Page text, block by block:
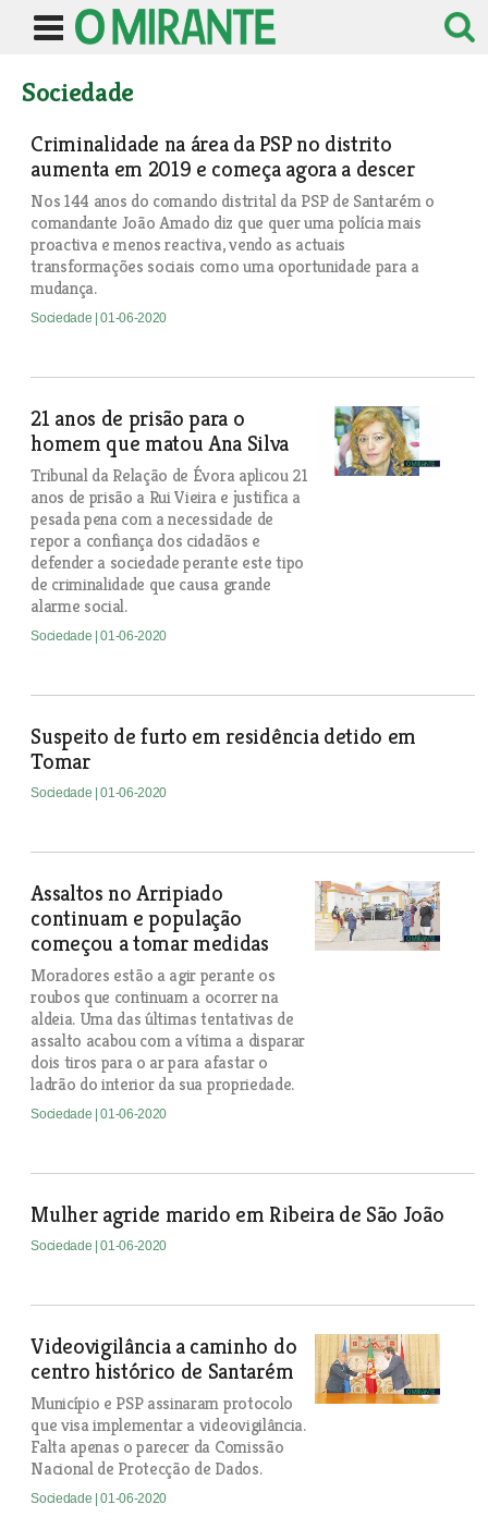
Sociedade
Criminalidade na área da PSP no distrito
aumenta em 2019 e começa agora a descer
Nos 144 anos do comando distrital da PSP de Santarém o
comandante João Amado diz que quer uma polícia mais
proactiva e menos reactiva, vendo as actuais
transformações sociais como uma oportunidade para a
mudança.
Sociedade | 01-06-2020
21 anos de prisão para o
homem que matou Ana Silva
Tribunal da Relação de Évora aplicou 21
anos de prisão a Rui Vieira e justifica a
pesada pena com a necessidade de
repor a confiança dos cidadãos e
defender a sociedade perante este tipo
de criminalidade que causa grande
alarme social.
Sociedade | 01-06-2020
Suspeito de furto em residência detido em
Tomar
Sociedade | 01-06-2020
Assaltos no Arripiado
continuam e população
começou a tomar medidas
Moradores estão a agir perante os
roubos que continuam a ocorrer na
aldeia. Uma das últimas tentativas de
assalto acabou com a vítima a disparar
dois tiros para o ar para afastar o
ladrão do interior da sua propriedade.
Sociedade | 01-06-2020
Mulher agride marido em Ribeira de São João
Sociedade | 01-06-2020
Videovigilância a caminho do
centro histórico de Santarém
Município e PSP assinaram protocolo
que visa implementar a videovigilância.
Falta apenas o parecer da Comissão
Nacional de Protecção de Dados.
Sociedade | 01-06-2020